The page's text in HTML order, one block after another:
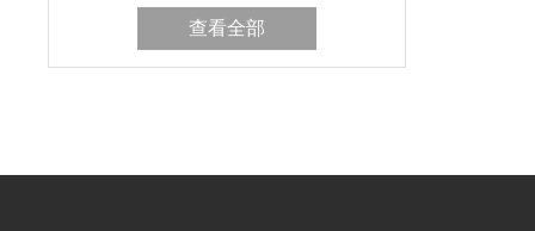
查看全部